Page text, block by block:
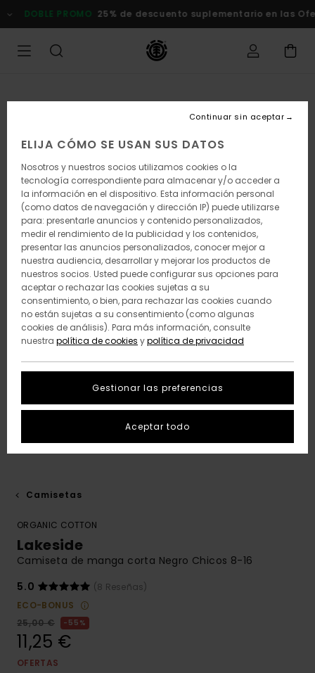
la
DOBLE PROMO 25% de descuento suplementario en las
Camisetas
ORGANIC COTTON
Lakeside
Camiseta de manga corta Negro Chicos 8-16
5.0
(8 Reseñas)
ECO-BONUS
25,00 €
55%
11,25 €
OFERTAS
ELIJA CÓMO SE USAN SUS DATOS
Nosotros y nuestros socios utilizamos cookies o la
tecnología correspondiente para almacenar y/o acceder a
la información en el dispositivo. Esta información personal
(como datos de navegación y dirección IP) puede utilizarse
para: presentarle anuncios y contenido personalizados,
medir el rendimiento de la publicidad y los contenidos,
presentar las anuncios personalizados, conocer mejor a
nuestra audiencia, desarrollar y mejorar los productos de
nuestros socios. Usted puede configurar sus opciones para
aceptar o rechazar las cookies sujetas a su
consentimiento, o bien, para rechazar las cookies cuando
no están sujetas a su consentimiento (como algunas
cookies de análisis). Para más información, consulte
nuestra política de cookies ypolítica de privacidad
Gestionar las preferencias
Continuar sin aceptar
Aceptar todo